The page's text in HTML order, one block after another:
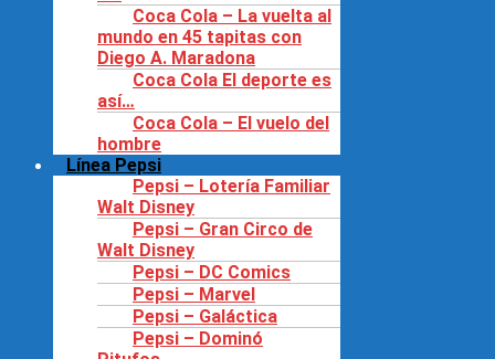
Coca Cola – La vuelta al
mundo en 45 tapitas con
Diego A. Maradona
Coca Cola El deporte es
así…
Coca Cola – El vuelo del
hombre
Línea Pepsi
Pepsi – Lotería Familiar
Walt Disney
Pepsi – Gran Circo de
Walt Disney
Pepsi – DC Comics
Pepsi – Marvel
Pepsi – Galáctica
Pepsi – Dominó